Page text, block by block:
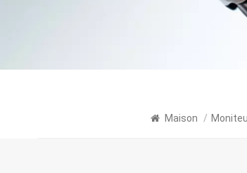
Maison /